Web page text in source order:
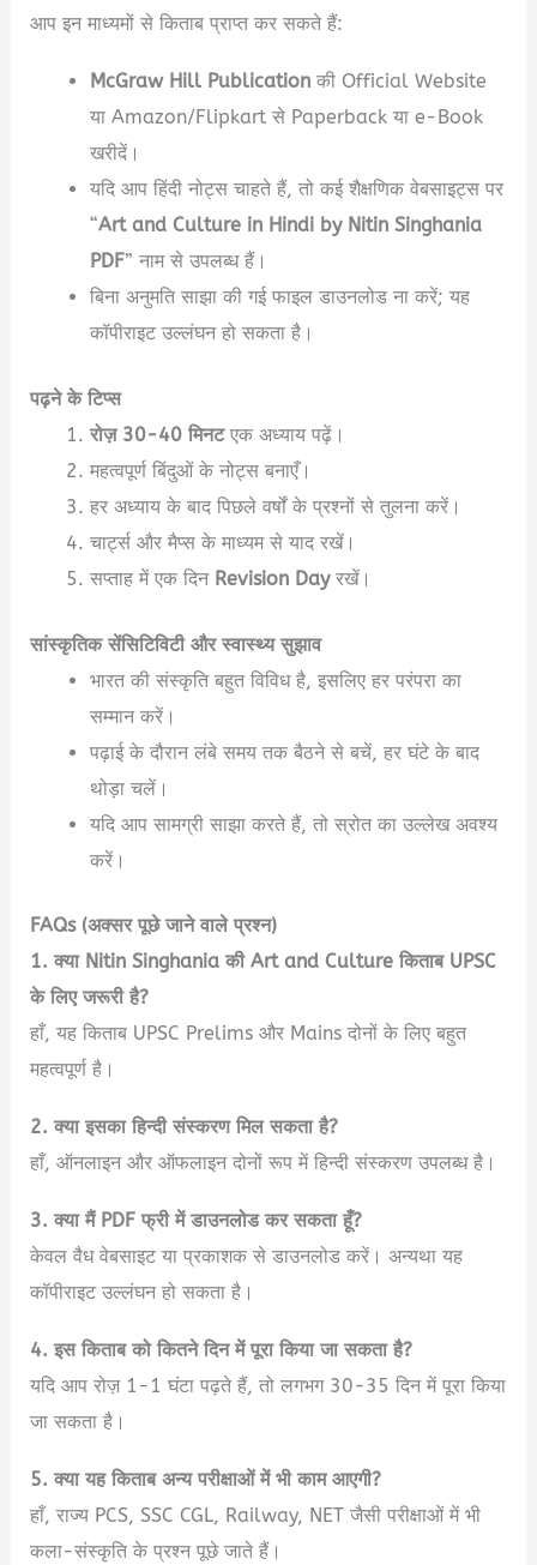
आप इन माध्यमों से किताब प्राप्त कर सकते हैं:
McGraw Hill Publicationकी Official Website
या Amazon/Flipkart से Paperback या e-Book
खरीदें।
यदि आप हिंदी नोट्स चाहते हैं, तो कई शैक्षणिक वेबसाइट्स पर
“Art and Culture in Hindi by Nitin Singhania
PDF” नाम से उपलब्ध हैं।
बिना अनुमति साझा की गई फाइल डाउनलोड ना करें; यह
कॉपीराइट उल्लंघन हो सकता है।
पढ़ने के टिप्स
रोज़ 30-40 मिनटएक अध्याय पढ़ें।
महत्वपूर्ण बिंदुओं के नोट्स बनाएँ।
हर अध्याय के बाद पिछले वर्षों के प्रश्नों से तुलना करें।
चार्ट्स और मैप्स के माध्यम से याद रखें।
सप्ताह में एक दिन Revision Dayरखें।
सांस्कृतिक सेंसिटिविटी और स्वास्थ्य सुझाव
भारत की संस्कृति बहुत विविध है, इसलिए हर परंपरा का
सम्मान करें।
पढ़ाई के दौरान लंबे समय तक बैठने से बचें, हर घंटे के बाद
थोड़ा चलें।
यदि आप सामग्री साझा करते हैं, तो स्रोत का उल्लेख अवश्य
करें।
FAQs (अक्सर पूछे जाने वाले प्रश्न)
1. क्या Nitin Singhania की Art and Culture किताब UPSC
के लिए जरूरी है?
हाँ, यह किताब UPSC Prelims और Mains दोनों के लिए बहुत
महत्वपूर्ण है।
2. क्या इसका हिन्दी संस्करण मिल सकता है?
हाँ, ऑनलाइन और ऑफलाइन दोनों रूप में हिन्दी संस्करण उपलब्ध है।
3. क्या मैं PDF फ्री में डाउनलोड कर सकता हूँ?
केवल वैध वेबसाइट या प्रकाशक से डाउनलोड करें। अन्यथा यह
कॉपीराइट उल्लंघन हो सकता है।
4. इस किताब को कितने दिन में पूरा किया जा सकता है?
यदि आप रोज़ 1-1 घंटा पढ़ते हैं, तो लगभग 30-35 दिन में पूरा किया
जा सकता है।
5. क्या यह किताब अन्य परीक्षाओं में भी काम आएगी?
हाँ, राज्य PCS, SSC CGL, Railway, NET जैसी परीक्षाओं में भी
कला-संस्कृति के प्रश्न पूछे जाते हैं।